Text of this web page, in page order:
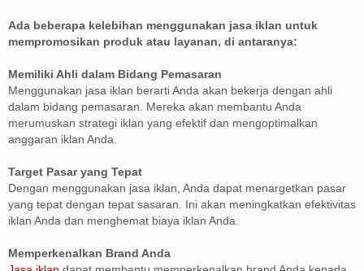
Ada beberapa kelebihan menggunakan jasa iklan untuk
mempromosikan produk atau layanan, di antaranya:
Memiliki Ahli dalam Bidang Pemasaran
Menggunakan jasa iklan berarti Anda akan bekerja dengan ahli
dalam bidang pemasaran. Mereka akan membantu Anda
merumuskan strategi iklan yang efektif dan mengoptimalkan
anggaran iklan Anda.
Target Pasar yang Tepat
Dengan menggunakan jasa iklan, Anda dapat menargetkan pasar
yang tepat dengan tepat sasaran. Ini akan meningkatkan efektivitas
iklan Anda dan menghemat biaya iklan Anda.
Memperkenalkan Brand Anda